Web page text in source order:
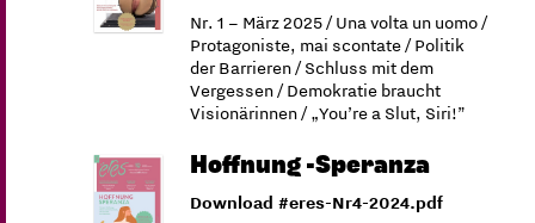
Nr. 1 – März 2025 / Una volta un uomo /
Protagoniste, mai scontate / Politik
der Barrieren / Schluss mit dem
Vergessen / Demokratie braucht
Visionärinnen / „You’re a Slut, Siri!”
Hoffnung -Speranza
Download #eres-Nr4-2024.pdf